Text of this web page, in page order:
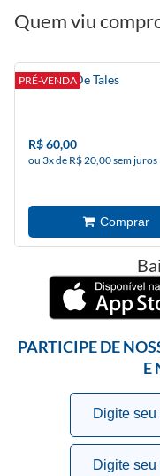
Quem viu
PRÉ-VENDA
A Praça De Tales
R$ 60,00
ou 3x de R$ 20,00 sem juros
PARTICIPE DE
E